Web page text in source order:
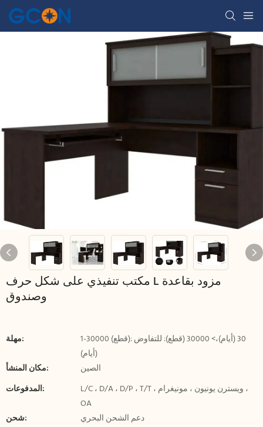
مكتب تنفيذي على شكل حرف L مزود بقاعدة
وصندوق
مهلة:
1-30000 (قطع): 30 (أيام)،> 30000 (قطع): للتفاوض
(أيام)
مكان المنشأ:
الصين
المدفوعات:
L/C ، D/A ، D/P ، T/T ، ويسترن يونيون ، مونيغرام ،
OA
شحن:
دعم الشحن البحري